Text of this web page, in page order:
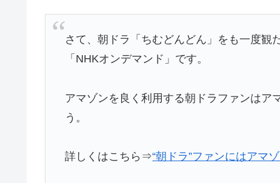
さて、朝ドラ「ちむどんどん」をも一度観
「NHKオンデマンド」です。
アマゾンを良く利用する朝ドラファンはア
う。
詳しくはこちら⇒“朝ドラ”ファンにはアマ